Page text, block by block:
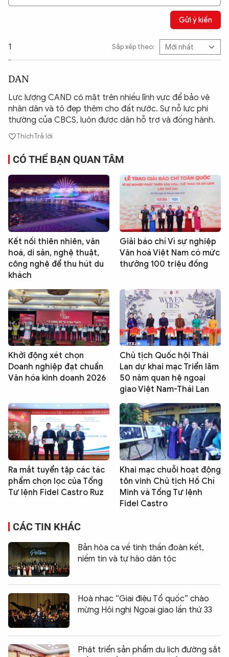
Gửi ý kiến
1 Sắp xếp theo:
DAN
Lực lượng CAND có mặt trên nhiều lĩnh vực để bảo vệ
nhân dân và tô đẹp thêm cho đất nước. Sự nỗ lực phi
thường của CBCS, luôn được dân hỗ trợ và đồng hành.
ThíchTrả lời
CÓ THỂ BẠN QUAN TÂM
Kết nối thiên nhiên, văn
hoá, di sản, nghệ thuật,
công nghệ để thu hút du
khách
Giải báo chí Vì sự nghiệp
Văn hoá Việt Nam có mức
thưởng 100 triệu đồng
Khởi động xét chọn
Doanh nghiệp đạt chuẩn
Văn hóa kinh doanh 2026
Chủ tịch Quốc hội Thái
Lan dự khai mạc Triển lãm
50 năm quan hệ ngoại
giao Việt Nam-Thái Lan
Ra mắt tuyển tập các tác
phẩm chọn lọc của Tổng
Tư lệnh Fidel Castro Ruz
Khai mạc chuỗi hoạt động
tôn vinh Chủ tịch Hồ Chí
Minh và Tổng Tư lệnh
Fidel Castro
CÁC TIN KHÁC
Bản hòa ca về tinh thần đoàn kết,
niềm tin và tự hào dân tộc
Hoà nhạc “Giai điệu Tổ quốc” chào
mừng Hội nghị Ngoại giao lần thứ 33
Phát triển sản phẩm du lịch đường sắt